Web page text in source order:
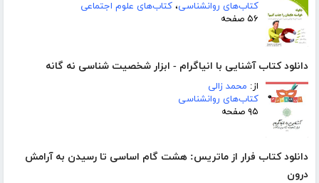
کتاب‌های روانشناسی، کتاب‌های علوم اجتماعی
۵۶ صفحه
دانلود کتاب آشنایی با انیاگرام - ابزار شخصیت شناسی نه گانه
از: محمد زالی
کتاب‌های روانشناسی
۹۵ صفحه
دانلود کتاب فرار از ماتریس: هشت گام اساسی تا رسیدن به آرامش
درون